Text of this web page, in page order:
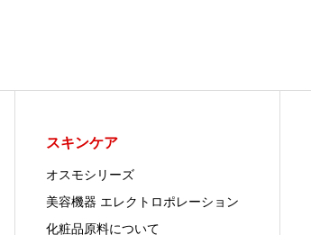
スキンケア
オスモシリーズ
美容機器 エレクトロポレーション
化粧品原料について